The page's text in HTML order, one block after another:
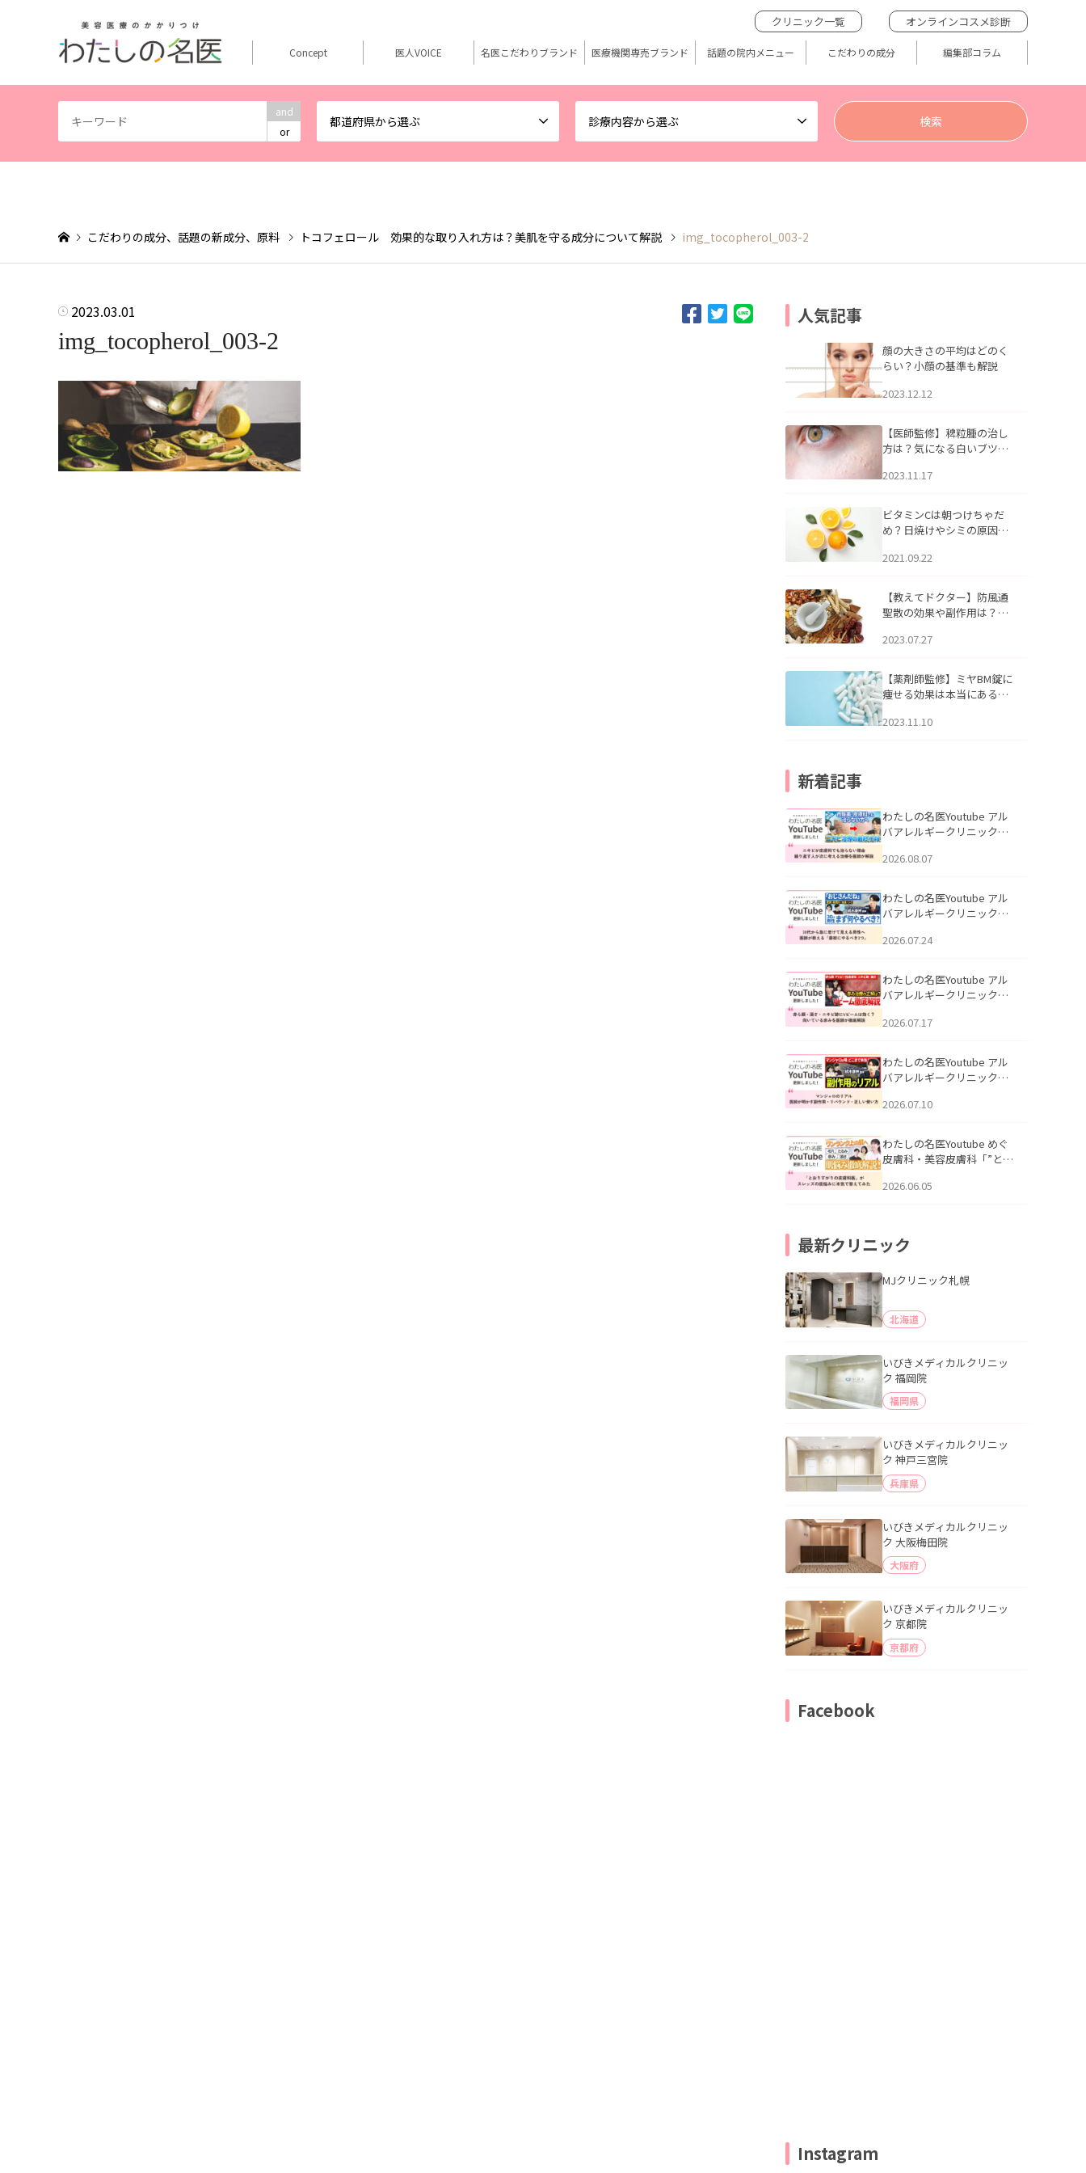
and
or
都道府県から選ぶ 診療内容から選ぶ
クリニック一覧 オンラインコスメ診断
Concept 医人VOICE 名医こだわりブランド 医療機関専売ブランド 話題の院内メニュー こだわりの成分 編集部コラム
こだわりの成分、話題の新成分、原料 トコフェロール 効果的な取り入れ方は？美肌を守る成分について解説 img_tocopherol_003-2
2023.03.01
img_tocopherol_003-2
人気記事
顔の大きさの平均はどのく
らい？小顔の基準も解説
2023.12.12
【医師監修】稗粒腫の治し
方は？気になる白いブツブ
アについて
2023.11.17
ビタミンCは朝つけちゃだ
め？日焼けやシミの原因に
2021.09.22
【教えてドクター】防風通
聖散の効果や副作用は？長
2023.07.27
【薬剤師監修】ミヤBM錠に
痩せる効果は本当にある
2023.11.10
新着記事
わたしの名医Youtube アル
バアレルギークリニック札
らない理由｜繰り返す人が
説」を公開いたしました。
2026.08.07
わたしの名医Youtube アル
バアレルギークリニック札
える男性へ｜医師が教える
公開いたしました。
2026.07.24
わたしの名医Youtube アル
バアレルギークリニック札
跡にVビームは効く？向いて
説」を公開いたしました。
2026.07.17
わたしの名医Youtube アル
バアレルギークリニック札
医師が明かす副作用・リバ
公開いたしました。
2026.07.10
わたしの名医Youtube めぐ
皮膚科・美容皮膚科「”とお
ッズの肌悩みに本気で答え
2026.06.05
最新クリニック
MJクリニック札幌
北海道
いびきメディカルクリニッ
ク 福岡院
福岡県
いびきメディカルクリニッ
ク 神戸三宮院
兵庫県
いびきメディカルクリニッ
ク 大阪梅田院
大阪府
いびきメディカルクリニッ
ク 京都院
京都府
Facebook
Instagram